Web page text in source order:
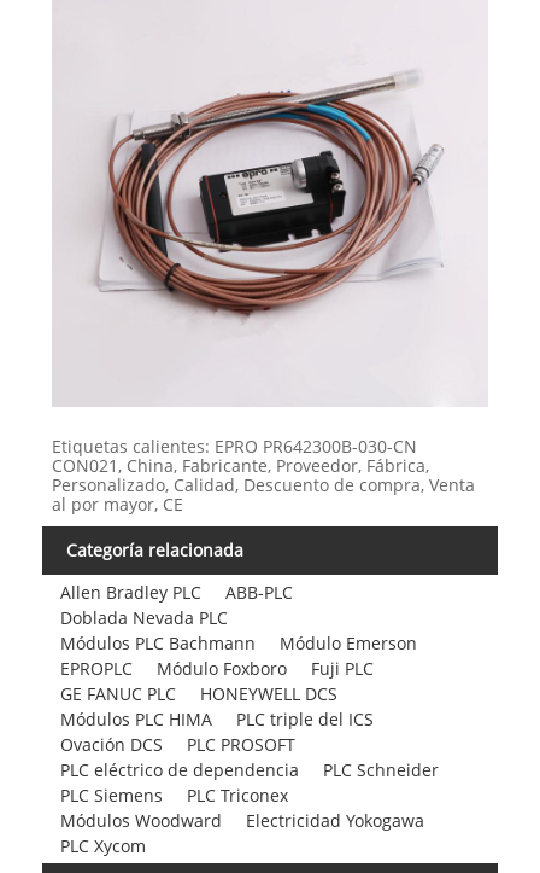
Etiquetas calientes: EPRO PR642300B-030-CN
CON021, China, Fabricante, Proveedor, Fábrica,
Personalizado, Calidad, Descuento de compra, Venta
al por mayor, CE
Categoría relacionada
Allen Bradley PLC
ABB-PLC
Doblada Nevada PLC
Módulos PLC Bachmann
Módulo Emerson
EPROPLC
Módulo Foxboro
Fuji PLC
GE FANUC PLC
HONEYWELL DCS
Módulos PLC HIMA
PLC triple del ICS
Ovación DCS
PLC PROSOFT
PLC eléctrico de dependencia
PLC Schneider
PLC Siemens
PLC Triconex
Módulos Woodward
Electricidad Yokogawa
PLC Xycom